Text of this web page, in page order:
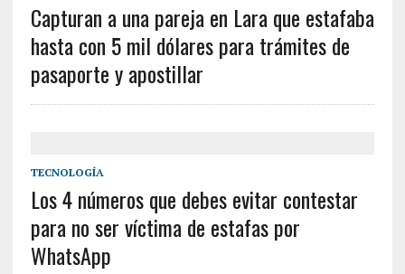
Capturan a una pareja en Lara que estafaba
hasta con 5 mil dólares para trámites de
pasaporte y apostillar
TECNOLOGÍA
Los 4 números que debes evitar contestar
para no ser víctima de estafas por
WhatsApp